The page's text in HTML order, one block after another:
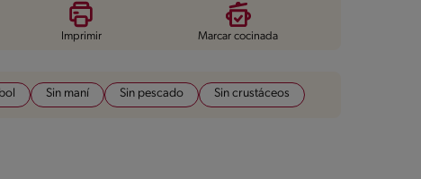
Imprimir Marcar cocinada
Sin maní Sin pescado Sin crustáceos